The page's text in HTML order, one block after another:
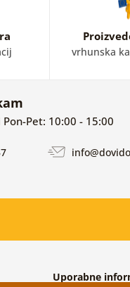
ki ga boste vzljubili.
vrhunska
Pet: 10:00 - 15:00
Uporabne